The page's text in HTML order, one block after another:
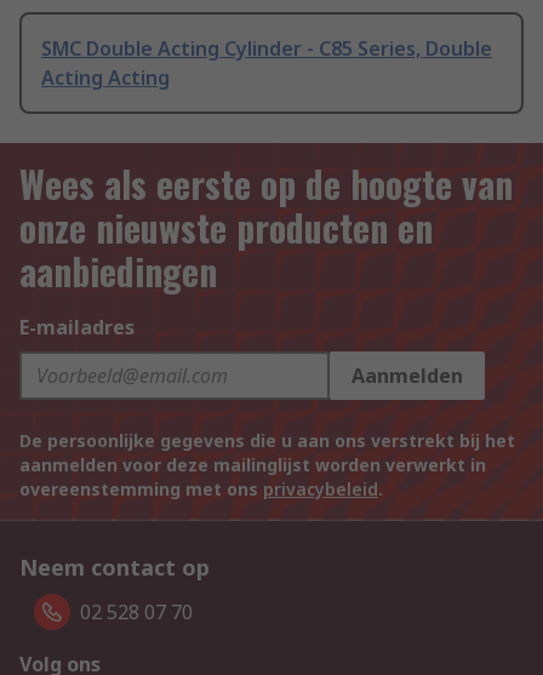
SMC Double Acting Cylinder - C85 Series, Double
Acting Acting
Wees als eerste op de hoogte van
onze nieuwste producten en
aanbiedingen
E-mailadres
Aanmelden
De persoonlijke gegevens die u aan ons verstrekt bij het
aanmelden voor deze mailinglijst worden verwerkt in
overeenstemming met ons privacybeleid.
Neem contact op
02 528 07 70
Volg ons